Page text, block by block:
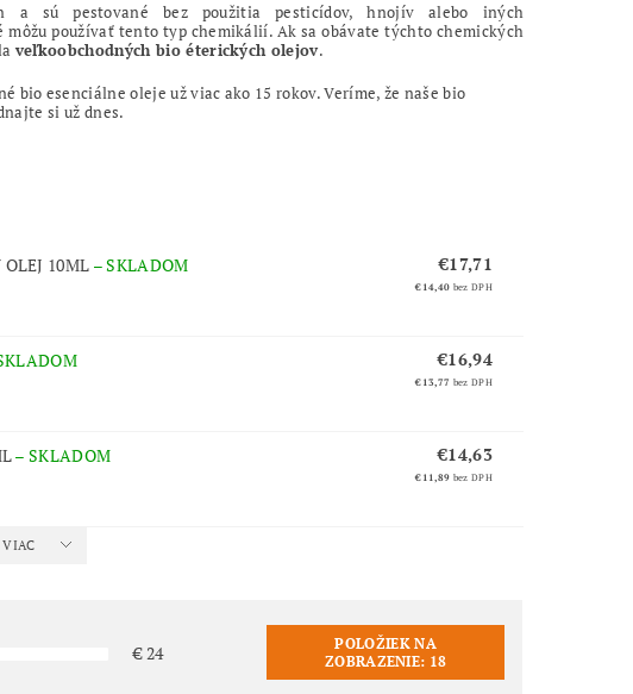
sú pestované bez použitia pesticídov, hnojív alebo iných
používať tento typ chemikálií. Ak sa obávate týchto chemických
veľkoobchodných bio éterických olejov.
bio esenciálne oleje už viac ako 15 rokov. Veríme, že naše bio
si už dnes.
10ML –SKLADOM €17,71
€14,40 bez DPH
€16,94
€13,77 bez DPH
–SKLADOM €14,63
€11,89 bez DPH
VIAC
€24
POLOŽIEK NA
ZOBRAZENIE: 18